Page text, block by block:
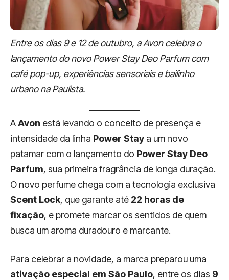
Entre os dias 9 e 12 de outubro, a Avon celebra o
lançamento do novo Power Stay Deo Parfum com
café pop-up, experiências sensoriais e bailinho
urbano na Paulista.
AAvon está levando o conceito de presença e
intensidade da linha Power Stay a um novo
patamar com o lançamento do Power Stay Deo
Parfum, sua primeira fragrância de longa duração.
O novo perfume chega com a tecnologia exclusiva
Scent Lock, que garante até 22 horas de
fixação, e promete marcar os sentidos de quem
busca um aroma duradouro e marcante.
Para celebrar a novidade, a marca preparou uma
ativação especial em São Paulo, entre os dias 9